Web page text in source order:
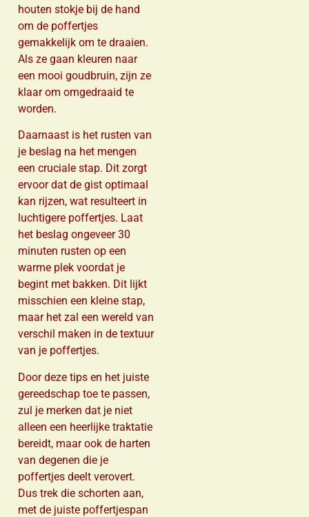
houten stokje bij de hand
om de poffertjes
gemakkelijk om te draaien.
Als ze gaan kleuren naar
een mooi goudbruin, zijn ze
klaar om omgedraaid te
worden.
Daarnaast is het rusten van
je beslag na het mengen
een cruciale stap. Dit zorgt
ervoor dat de gist optimaal
kan rijzen, wat resulteert in
luchtigere poffertjes. Laat
het beslag ongeveer 30
minuten rusten op een
warme plek voordat je
begint met bakken. Dit lijkt
misschien een kleine stap,
maar het zal een wereld van
verschil maken in de textuur
van je poffertjes.
Door deze tips en het juiste
gereedschap toe te passen,
zul je merken dat je niet
alleen een heerlijke traktatie
bereidt, maar ook de harten
van degenen die je
poffertjes deelt verovert.
Dus trek die schorten aan,
met de juiste poffertjespan